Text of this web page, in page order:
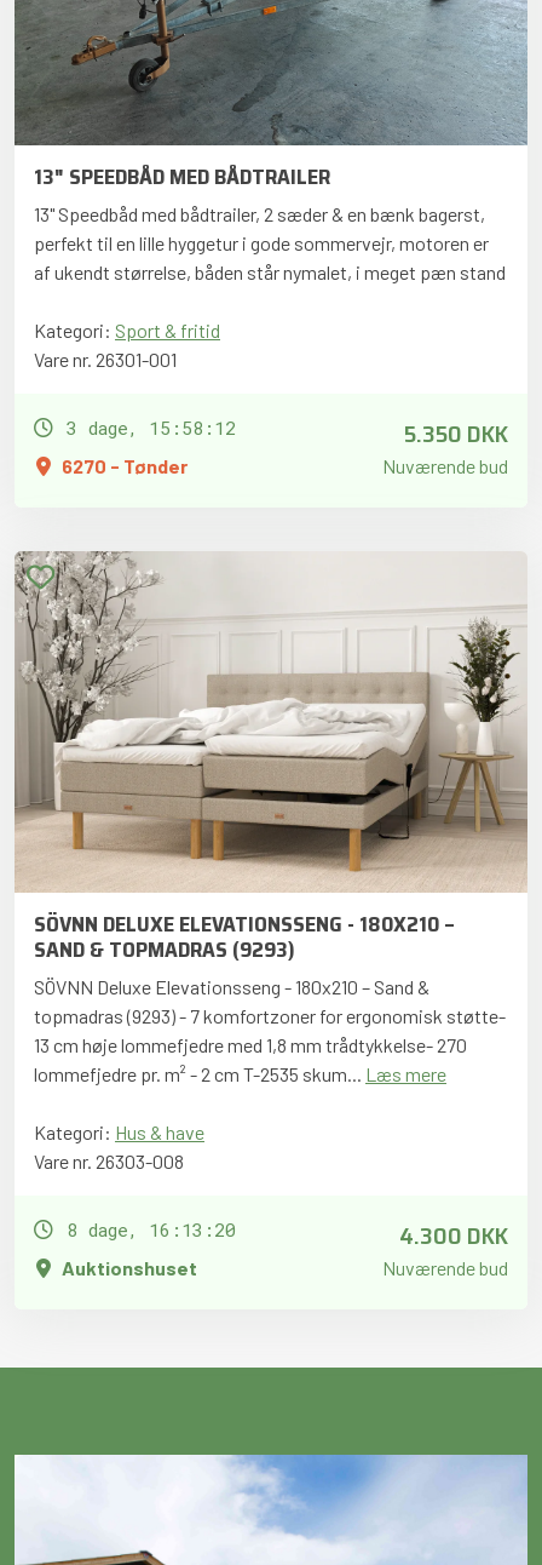
13" SPEEDBÅD MED BÅDTRAILER
13" Speedbåd med bådtrailer, 2 sæder & en bænk bagerst,
perfekt til en lille hyggetur i gode sommervejr, motoren er
af ukendt størrelse, båden står nymalet, i meget pæn stand
Kategori: Sport & fritid
Vare nr. 26301-001
3 dage, 15:58:11
6270 - Tønder
5.350 DKK
Nuværende bud
SÖVNN DELUXE ELEVATIONSSENG - 180X210 –
SAND & TOPMADRAS (9293)
SÖVNN Deluxe Elevationsseng - 180x210 – Sand &
topmadras (9293) - 7 komfortzoner for ergonomisk støtte-
13 cm høje lommefjedre med 1,8 mm trådtykkelse- 270
lommefjedre pr. m² - 2 cm T-2535 skum... Læs mere
Kategori: Hus & have
Vare nr. 26303-008
8 dage, 16:13:19
Auktionshuset
4.300 DKK
Nuværende bud